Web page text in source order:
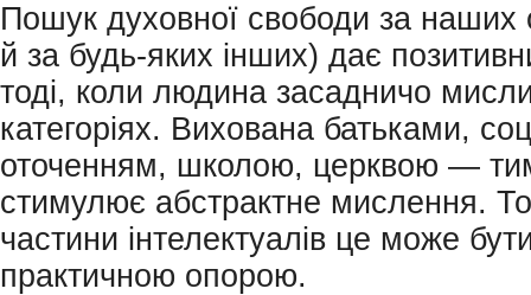
Пошук духовної свободи за наших
й за будь-яких інших) дає
тоді, коли людина засадничо
категоріях. Вихована батьками,
оточенням, школою, церквою —
стимулює абстрактне мислення.
частини інтелектуалів це може
практичною опорою.